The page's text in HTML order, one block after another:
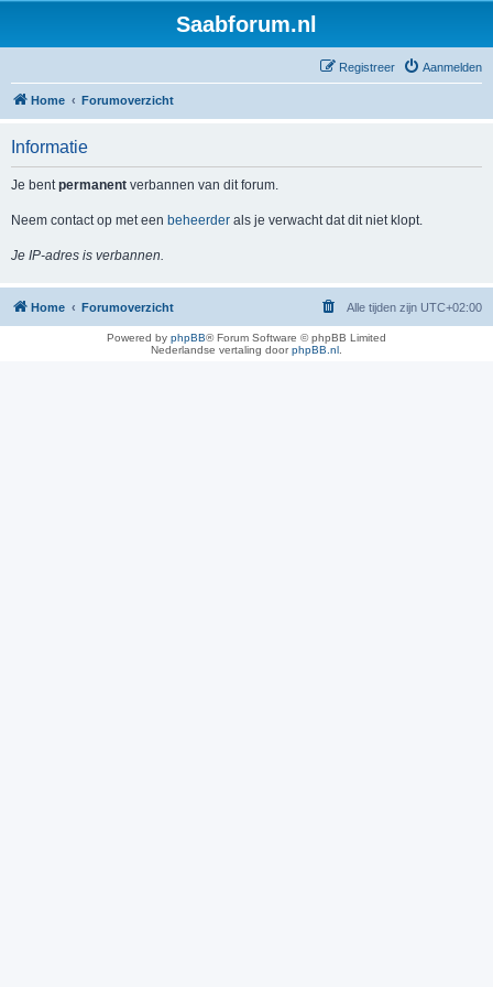
Saabforum.nl
Aanmelden
Registreer
Home Forumoverzicht
Informatie
Je bentpermanent verbannen van dit forum.
Neem contact op met een beheerder als je verwacht dat dit niet klopt.
Je IP-adres is verbannen.
Home Forumoverzicht Alle tijden zijn UTC+02:00
Powered by phpBB® Forum Software © phpBB Limited
Nederlandse vertaling doorphpBB.nl